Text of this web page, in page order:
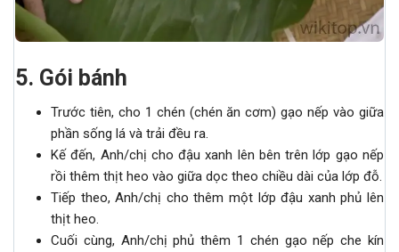
5. Gói bánh
Trước tiên, cho 1 chén (chén ăn cơm) gạo nếp vào giữa
phần sống lá và trải đều ra.
Kế đến, Anh/chị cho đậu xanh lên bên trên lớp gạo nếp
rồi thêm thịt heo vào giữa dọc theo chiều dài của lớp đỗ.
Tiếp theo, Anh/chị cho thêm một lớp đậu xanh phủ lên
thịt heo.
Cuối cùng, Anh/chị phủ thêm 1 chén gạo nếp che kín